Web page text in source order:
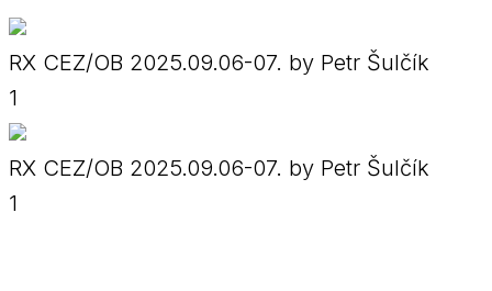
RX CEZ/OB 2025.09.06-07. by Petr Šulčík
1
RX CEZ/OB 2025.09.06-07. by Petr Šulčík
1